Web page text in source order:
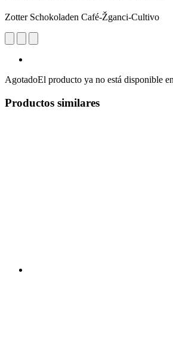
Zotter Schokoladen Café-Žganci-Cultivo
AgotadoEl producto ya no está disponible
Productos similares